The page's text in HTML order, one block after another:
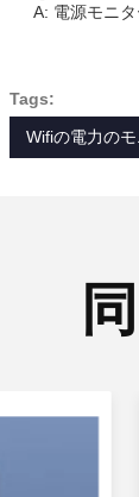
A: 電源モニ
Tags:
Wifiの電力の